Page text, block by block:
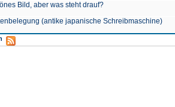
Bild, aber was steht drauf?
(antike japanische Schreibmaschine)